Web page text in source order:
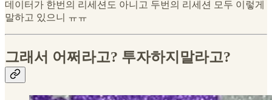
데이터가 한번의 리세션도 아니고 두번의 리세션 모두 이렇게
말하고 있으니 ㅠㅠ
그래서 어쩌라고? 투자하지말라고?